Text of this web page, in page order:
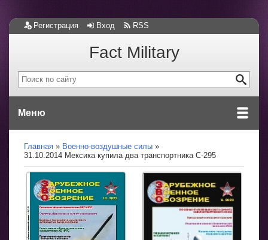
Регистрация Вход RSS
Fact Military
Меню
Главная
Военно-воздушные силы
31.10.2014 Мексика купила два транспортника C-295